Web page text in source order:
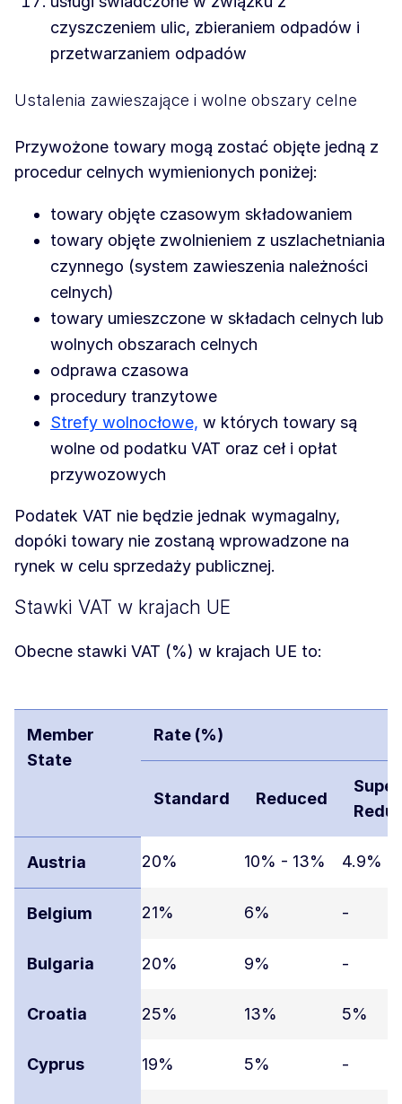
czyszczeniem ulic, zbieraniem odpadów i
przetwarzaniem odpadów
Ustalenia zawieszające i wolne obszary celne
Przywożone towary mogą zostać objęte jedną z
procedur celnych wymienionych poniżej:
towary objęte czasowym składowaniem
towary objęte zwolnieniem z uszlachetniania
czynnego (system zawieszenia należności
celnych)
towary umieszczone w składach celnych lub
wolnych obszarach celnych
odprawa czasowa
procedury tranzytowe
Strefy wolnocłowe, w których towary są
wolne od podatku VAT oraz ceł i opłat
przywozowych
Podatek VAT nie będzie jednak wymagalny,
dopóki towary nie zostaną wprowadzone na
rynek w celu sprzedaży publicznej.
Stawki VAT w krajach UE
Obecne stawki VAT (%) w krajach UE to:
Member
State
Rate (%)
Standard Reduced
Super
Austria 20% 10% - 13% 4.9%
Belgium 21% 6% -
Bulgaria 20% 9% -
Croatia 25% 13% 5%
Cyprus 19% 5% -